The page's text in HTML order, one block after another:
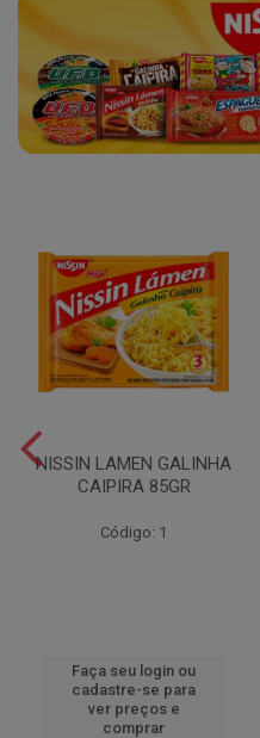
NISSIN LAMEN GALINHA
CAIPIRA 85GR
Código: 1
Faça seu login ou
cadastre-se para
ver preços e
comprar